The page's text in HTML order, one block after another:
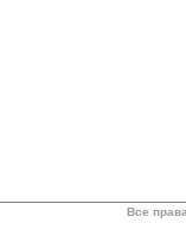
Все